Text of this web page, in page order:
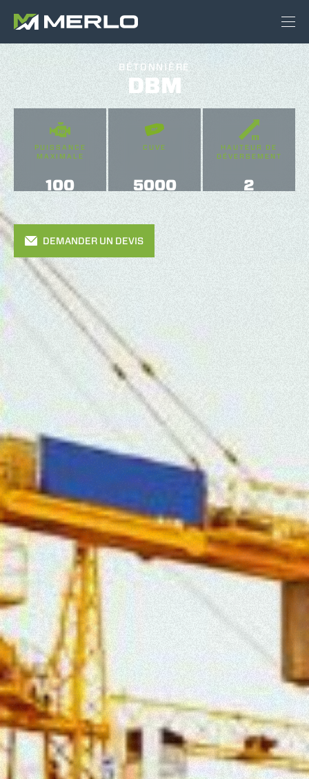
BÉTONNIÈRE
DBM
PUISSANCE
MAXIMALE
100
CUVE
5000
HAUTEUR DE
DÉVERSEMENT
2
DEMANDER UN DEVIS